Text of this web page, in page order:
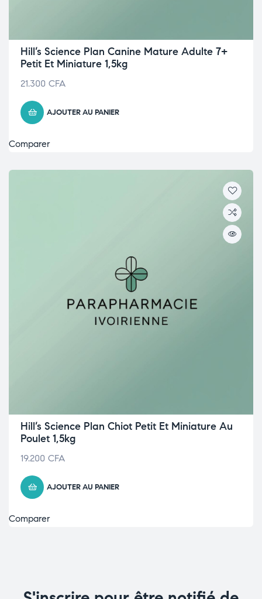
Hill’s Science Plan Canine Mature Adulte 7+
Petit Et Miniature 1,5kg
21.300 CFA
AJOUTER AU PANIER
Comparer
Hill’s Science Plan Chiot Petit Et Miniature Au
Poulet 1,5kg
19.200 CFA
AJOUTER AU PANIER
Comparer